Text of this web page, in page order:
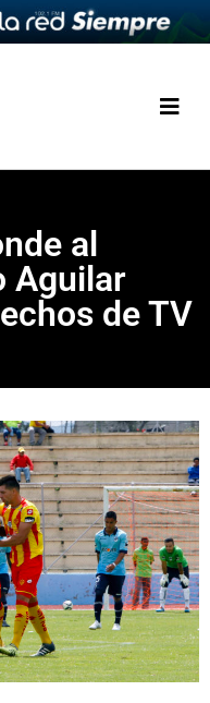
al
Aguilar
de TV